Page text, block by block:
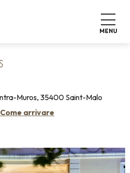
MENU
Alberghi
Muros, 35400 Saint-Malo
Come arrivare
favoris